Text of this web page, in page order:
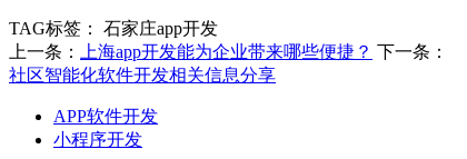
TAG标签：
石家庄app开发
上一条：
上海app开发能为企业带来哪些便捷？ 下一条：
社区智能化软件开发相关信息分享
APP软件开发
小程序开发